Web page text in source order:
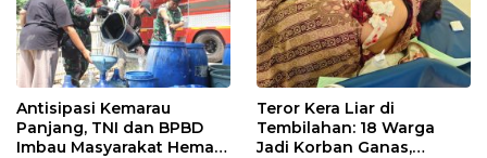
Antisipasi Kemarau
Panjang, TNI dan BPBD
Imbau Masyarakat Hemat
Teror Kera Liar di
Tembilahan: 18 Warga
Jadi Korban Ganas,